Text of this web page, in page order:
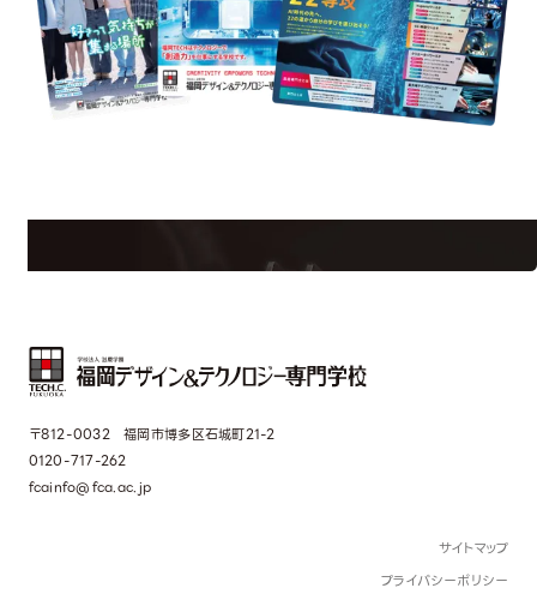
Information
〒812-0032 福岡市博多区石城町21-2
0120-717-262
fcainfo@fca.ac.jp
サイトマップ
プライバシーポリシー